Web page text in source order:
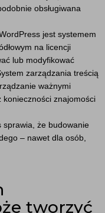
obsługiwana
jest systemem
na licencji
lub modyfikować
zarządzania treścią
ważnymi
znajomości
sprawia, że budowanie
– nawet dla osób,
tworzyć